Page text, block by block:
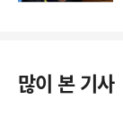
많이 본 기사